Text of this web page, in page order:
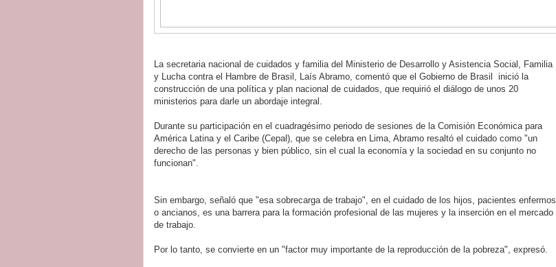
La secretaria nacional de cuidados y familia del Ministerio de Desarrollo y Asistencia Social, Familia
y Lucha contra el Hambre de Brasil, Laís Abramo, comentó que el Gobierno de Brasil inició la
construcción de una política y plan nacional de cuidados, que requirió el diálogo de unos 20
ministerios para darle un abordaje integral.
Durante su participación en el cuadragésimo periodo de sesiones de la Comisión Económica para
América Latina y el Caribe (Cepal), que se celebra en Lima, Abramo resaltó el cuidado como "un
derecho de las personas y bien público, sin el cual la economía y la sociedad en su conjunto no
funcionan".
Sin embargo, señaló que "esa sobrecarga de trabajo", en el cuidado de los hijos, pacientes enfermos
o ancianos, es una barrera para la formación profesional de las mujeres y la inserción en el mercado
de trabajo.
Por lo tanto, se convierte en un "factor muy importante de la reproducción de la pobreza", expresó.